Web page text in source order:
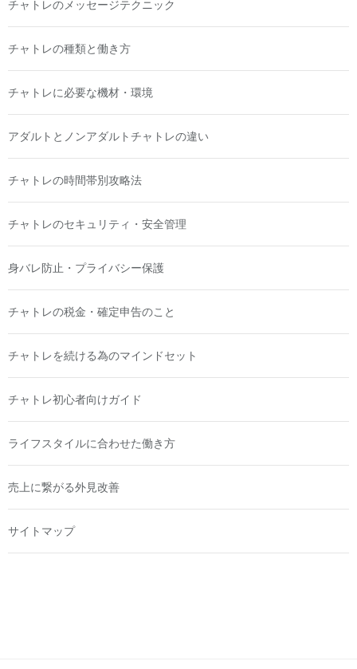
チャトレのメッセージテクニック
チャトレの種類と働き方
チャトレに必要な機材・環境
アダルトとノンアダルトチャトレの違い
チャトレの時間帯別攻略法
チャトレのセキュリティ・安全管理
身バレ防止・プライバシー保護
チャトレの税金・確定申告のこと
チャトレを続ける為のマインドセット
チャトレ初心者向けガイド
ライフスタイルに合わせた働き方
売上に繋がる外見改善
サイトマップ